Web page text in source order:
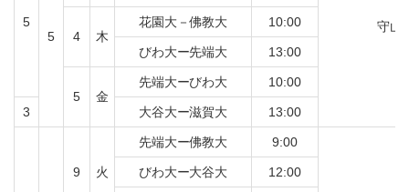
5
5
守山
4 木
花園大－佛教大 10:00
びわ大ー先端大 13:00
5 金
先端大ーびわ大 10:00
3 大谷大ー滋賀大 13:00
9 火
先端大ー佛教大 9:00
びわ大ー大谷大 12:00